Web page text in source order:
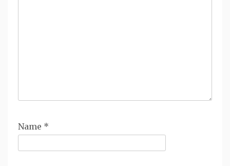
Name *